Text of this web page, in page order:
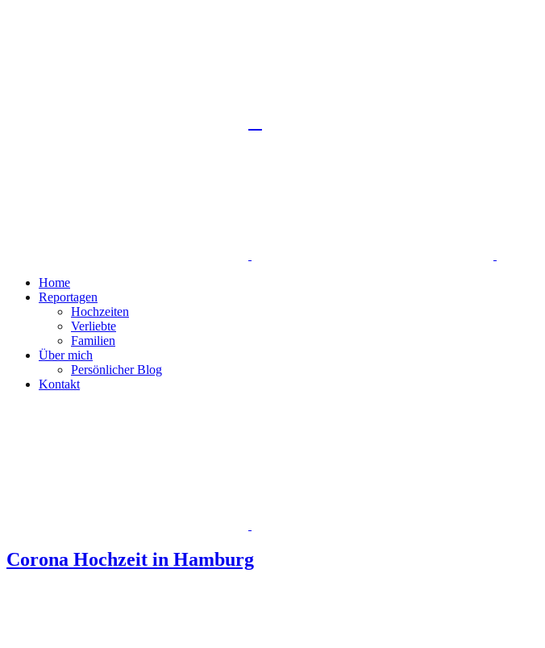
Home
Reportagen
Hochzeiten
Verliebte
Familien
Über mich
Persönlicher Blog
Kontakt
Corona Hochzeit in Hamburg